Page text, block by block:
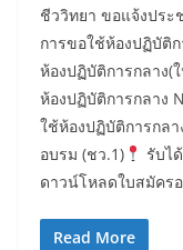
ชีววิทยา ขอแจ้งปร
การขอใช้ห้องปฏิบัติ
ห้องปฏิบัติการกลาง(
ห้องปฏิบัติการกลาง
ใช้ห้องปฏิบัติการกลา
อบรม (ชว.1)
รับไ
ดาวน์โหลดใบสมัคร
Read More